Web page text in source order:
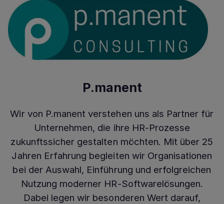
P.manent
Wir von P.manent verstehen uns als Partner für
Unternehmen, die ihre HR-Prozesse
zukunftssicher gestalten möchten. Mit über 25
Jahren Erfahrung begleiten wir Organisationen
bei der Auswahl, Einführung und erfolgreichen
Nutzung moderner HR-Softwarelösungen.
Dabei legen wir besonderen Wert darauf,